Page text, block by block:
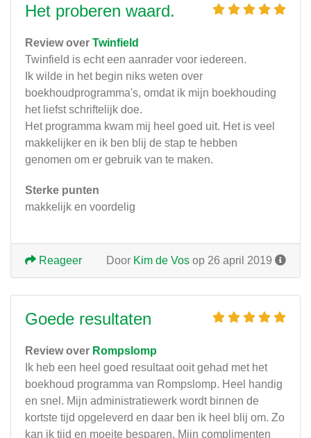
Het proberen waard.
Review over Twinfield
Twinfield is echt een aanrader voor iedereen.
Ik wilde in het begin niks weten over
boekhoudprogramma's, omdat ik mijn boekhouding
het liefst schriftelijk doe.
Het programma kwam mij heel goed uit. Het is veel
makkelijker en ik ben blij de stap te hebben
genomen om er gebruik van te maken.
Sterke punten
makkelijk en voordelig
Door Kim de Vos op 26 april 2019
Reageer
Goede resultaten
Review over Rompslomp
Ik heb een heel goed resultaat ooit gehad met het
boekhoud programma van Rompslomp. Heel handig
en snel. Mijn administratiewerk wordt binnen de
kortste tijd opgeleverd en daar ben ik heel blij om. Zo
kan ik tijd en moeite besparen. Mijn complimenten